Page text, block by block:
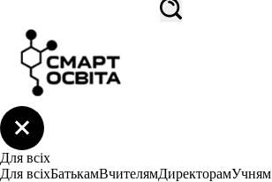
Для всіх
Для всіхБатькамВчителямДиректорамУчням